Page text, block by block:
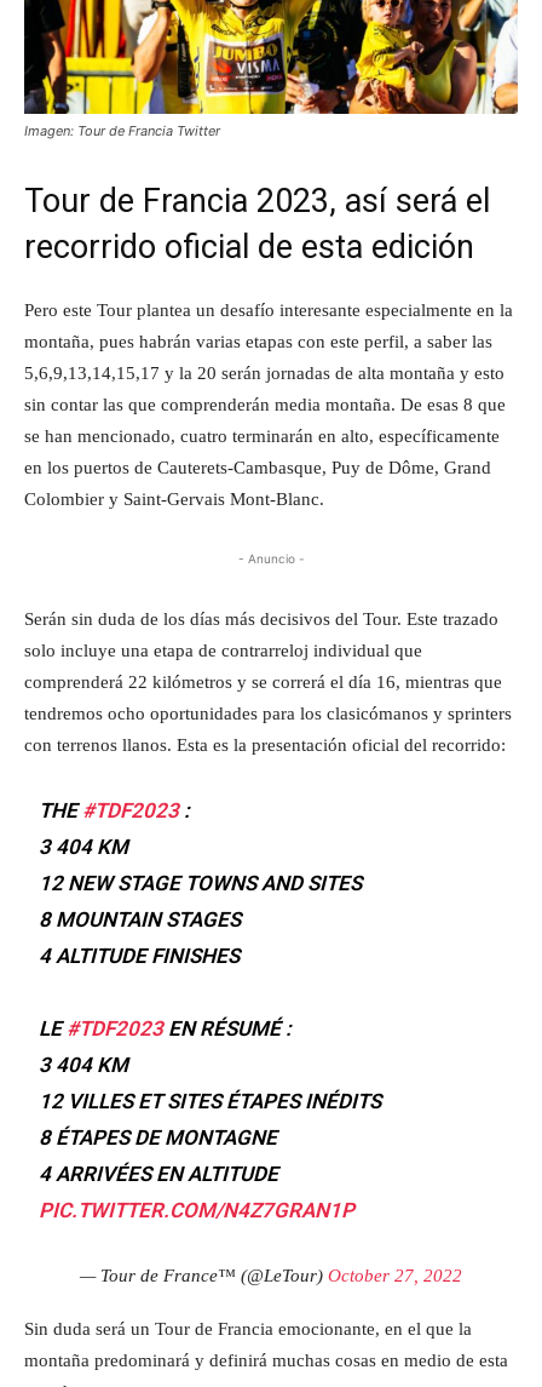
Imagen: Tour de Francia Twitter
Tour de Francia 2023, así será el
recorrido oficial de esta edición
Pero este Tour plantea un desafío interesante especialmente en la
montaña, pues habrán varias etapas con este perfil, a saber las
5,6,9,13,14,15,17 y la 20 serán jornadas de alta montaña y esto
sin contar las que comprenderán media montaña. De esas 8 que
se han mencionado, cuatro terminarán en alto, específicamente
en los puertos de Cauterets-Cambasque, Puy de Dôme, Grand
Colombier y Saint-Gervais Mont-Blanc.
- Anuncio -
Serán sin duda de los días más decisivos del Tour. Este trazado
solo incluye una etapa de contrarreloj individual que
comprenderá 22 kilómetros y se correrá el día 16, mientras que
tendremos ocho oportunidades para los clasicómanos y sprinters
con terrenos llanos. Esta es la presentación oficial del recorrido:
THE#TDF2023:
3 404 KM
12 NEW STAGE TOWNS AND SITES
8 MOUNTAIN STAGES
4 ALTITUDE FINISHES
LE#TDF2023EN RÉSUMÉ :
3 404 KM
12 VILLES ET SITES ÉTAPES INÉDITS
8 ÉTAPES DE MONTAGNE
4 ARRIVÉES EN ALTITUDE
PIC.TWITTER.COM/N4Z7GRAN1P
— Tour de France™ (@LeTour) October 27, 2022
Sin duda será un Tour de Francia emocionante, en el que la
montaña predominará y definirá muchas cosas en medio de esta